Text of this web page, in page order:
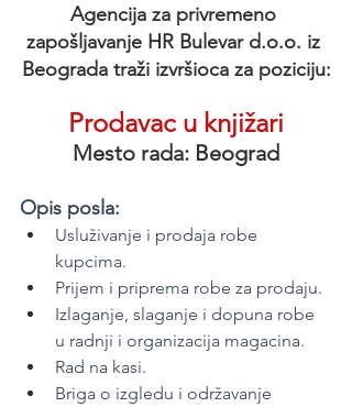
Agencija za privremeno
zapošljavanje HR Bulevar d.o.o. iz
Beograda traži izvršioca za poziciju:
Prodavac u knjižari
Mesto rada: Beograd
Opis posla:
Usluživanje i prodaja robe
kupcima.
Prijem i priprema robe za prodaju.
Izlaganje, slaganje i dopuna robe
u radnji i organizacija magacina.
Rad na kasi.
Briga o izgledu i održavanje